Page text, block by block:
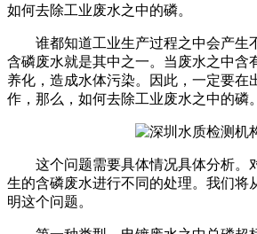
如何去除工业废水之中的磷。
谁都知道工业生产过程之中会产生
含磷废水就是其中之一。当废水之中含
养化，造成水体污染。因此，一定要在
作，那么，如何去除工业废水之中的磷。
这个问题需要具体情况具体分析。
生的含磷废水进行不同的处理。我们将
明这个问题。